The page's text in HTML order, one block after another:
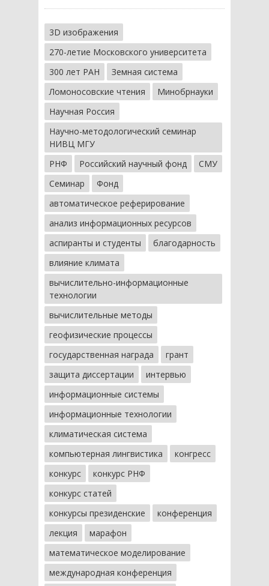
3D изображения
270-летие Московского университета
300 лет РАН
Земная система
Ломоносовские чтения
Минобрнауки
Научная Россия
Научно-методологический семинар
НИВЦ МГУ
РНФ
Российский научный фонд
СМУ
Семинар
Фонд
автоматическое реферирование
анализ информационных ресурсов
аспиранты и студенты
благодарность
влияние климата
вычислительно-информационные
технологии
вычислительные методы
геофизические процессы
государственная награда
грант
защита диссертации
интервью
информационные системы
информационные технологии
климатическая система
компьютерная лингвистика
конгресс
конкурс
конкурс РНФ
конкурс статей
конкурсы президенские
конференция
лекция
марафон
математическое моделирование
международная конференция